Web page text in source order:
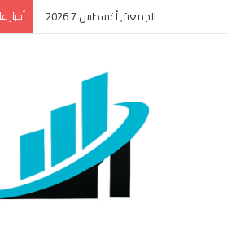
الجمعة, أغسطس 7 2026 أخبار